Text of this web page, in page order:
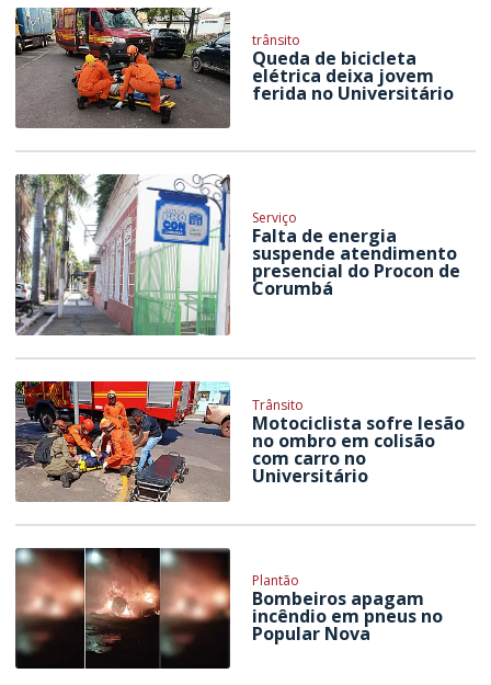
trânsito
Queda de bicicleta
elétrica deixa jovem
ferida no Universitário
Serviço
Falta de energia
suspende atendimento
presencial do Procon de
Corumbá
Trânsito
Motociclista sofre lesão
no ombro em colisão
com carro no
Universitário
Plantão
Bombeiros apagam
incêndio em pneus no
Popular Nova